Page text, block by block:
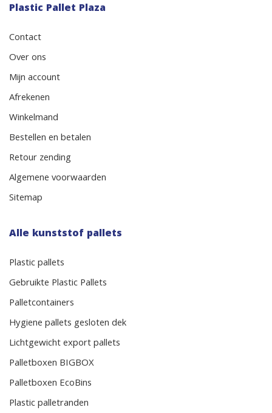
Plastic Pallet Plaza
Contact
Over ons
Mijn account
Afrekenen
Winkelmand
Bestellen en betalen
Retour zending
Algemene voorwaarden
Sitemap
Alle kunststof pallets
Plastic pallets
Gebruikte Plastic Pallets
Palletcontainers
Hygiene pallets gesloten dek
Lichtgewicht export pallets
Palletboxen BIGBOX
Palletboxen EcoBins
Plastic palletranden